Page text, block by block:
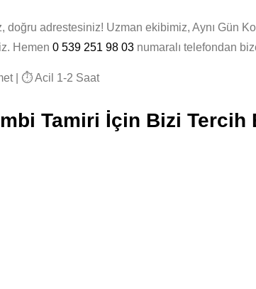
doğru adrestesiniz! Uzman ekibimiz, Aynı Gün
Hemen 0 539 251 98 03 numaralı telefondan
| ⏱️ Acil 1-2 Saat
Tamiri İçin Bizi Tercih